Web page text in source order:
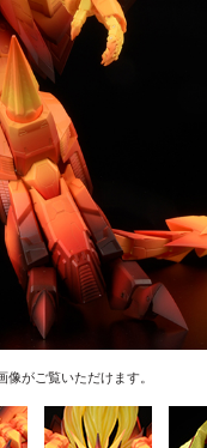
がご覧いただけます。